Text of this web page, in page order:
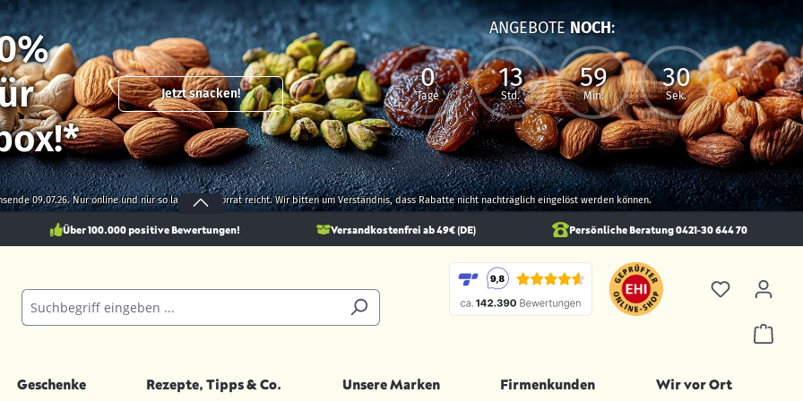
Jetzt snacken!
ANGEBOTENOCH:
0
Tage
13
Std.
59
Min.
28
Sek.
09.07.26. Nur online und nur so lange der Vorrat reicht. Wir bitten um Verständnis, dass Rabatte nicht nachträglich eingelöst werden können.
Über 100.000 positive Bewertungen! Versandkostenfrei ab 49€ (DE) Persönliche Beratung 0421-30 644 70
Geschenke Rezepte, Tipps & Co. Unsere Marken Firmenkunden Wir vor Ort